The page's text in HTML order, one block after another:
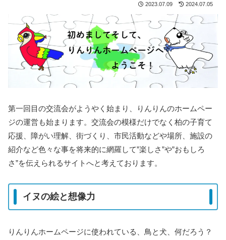
2023.07.09 2024.07.05
第一回目の交流会がようやく始まり、りんりんのホームペー
ジの運営も始まります。交流会の模様だけでなく柏の子育て
応援、障がい理解、街づくり、市民活動などや場所、施設の
紹介など色々な事を将来的に網羅して”楽しさ”や”おもしろ
さ”を伝えられるサイトへと考えております。
イヌの絵と想像力
りんりんホームページに使われている、鳥と犬、何だろう？